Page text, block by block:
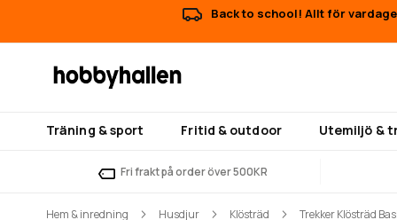
Back to school! Allt för
Träning & sport Fritid & outdoor Utemiljö &
Fri frakt på order över 500KR
Hem & inredning Husdjur Klösträd Trekker Klösträd